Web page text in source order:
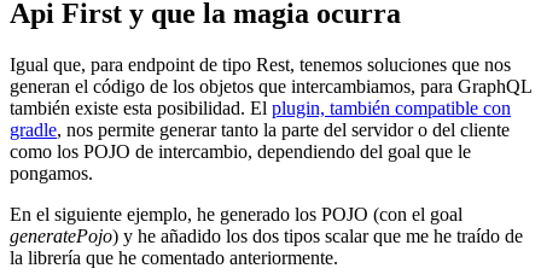
Api First y que la magia ocurra
Igual que, para endpoint de tipo Rest, tenemos soluciones que nos
generan el código de los objetos que intercambiamos, para GraphQL
también existe esta posibilidad. El plugin, también compatible con
gradle, nos permite generar tanto la parte del servidor o del cliente
como los POJO de intercambio, dependiendo del goal que le
pongamos.
En el siguiente ejemplo, he generado los POJO (con el goal
generatePojo) y he añadido los dos tipos scalar que me he traído de
la librería que he comentado anteriormente.